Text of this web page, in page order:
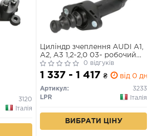
3120
Італія
Циліндр зчеплення AUDI A1,
A2, A3 1,2-2,0 03- робочий
(Вир-во LPR)0 відгуків
1 337 - 1 417 ₴ від 0 дн.
Артикул:
3233
LPR
Італія
ВИБРАТИ ЦІНУ